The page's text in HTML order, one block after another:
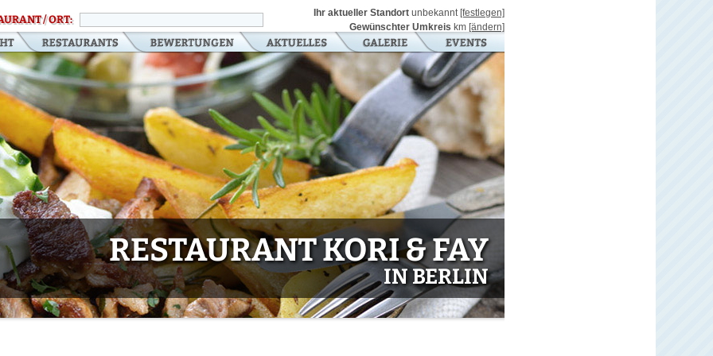
/ ORT:
Ihr aktueller Standort unbekannt [festlegen]
Gewünschter Umkreis km [ändern]
RESTAURANT KORI & FAY
IN BERLIN